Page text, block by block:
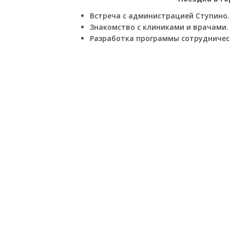
Встреча с администрацией Ступино.
Знакомство с клиниками и врачами.
Разработка программы